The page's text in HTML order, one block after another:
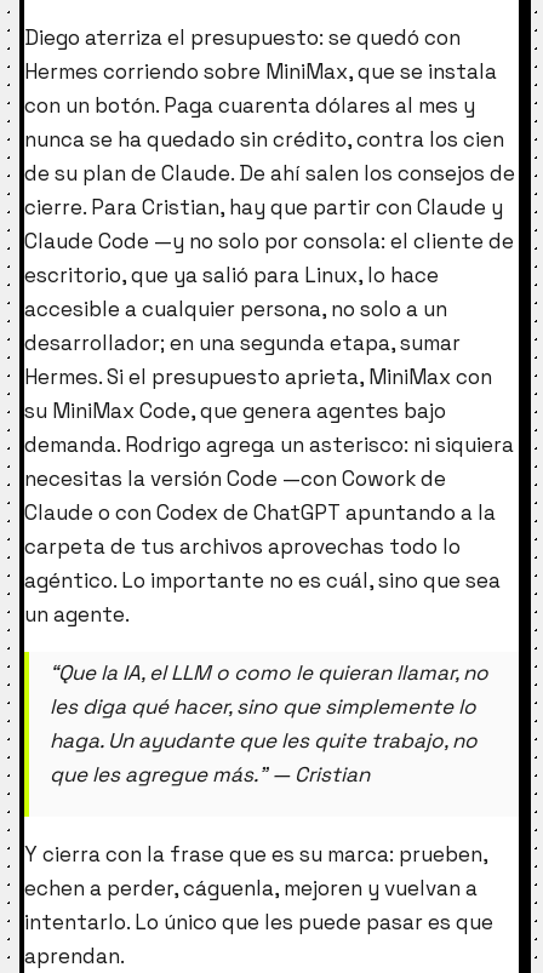
Diego aterriza el presupuesto: se quedó con
Hermes corriendo sobre MiniMax, que se instala
con un botón. Paga cuarenta dólares al mes y
nunca se ha quedado sin crédito, contra los cien
de su plan de Claude. De ahí salen los consejos de
cierre. Para Cristian, hay que partir con Claude y
Claude Code —y no solo por consola: el cliente de
escritorio, que ya salió para Linux, lo hace
accesible a cualquier persona, no solo a un
desarrollador; en una segunda etapa, sumar
Hermes. Si el presupuesto aprieta, MiniMax con
su MiniMax Code, que genera agentes bajo
demanda. Rodrigo agrega un asterisco: ni siquiera
necesitas la versión Code —con Cowork de
Claude o con Codex de ChatGPT apuntando a la
carpeta de tus archivos aprovechas todo lo
agéntico. Lo importante no es cuál, sino que sea
un agente.
“Que la IA, el LLM o como le quieran llamar, no
les diga qué hacer, sino que simplemente lo
haga. Un ayudante que les quite trabajo, no
que les agregue más.” — Cristian
Y cierra con la frase que es su marca: prueben,
echen a perder, cáguenla, mejoren y vuelvan a
intentarlo. Lo único que les puede pasar es que
aprendan.